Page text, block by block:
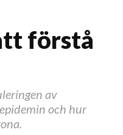
förstå
av
och hur